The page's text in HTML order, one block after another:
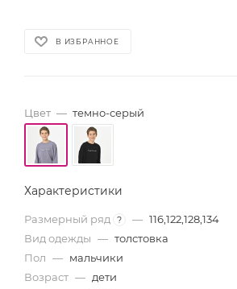
В ИЗБРАННОЕ
Цвет — темно-серый
Характеристики
Размерный ряд ? — 116,122,128,134
Вид одежды — толстовка
Пол — мальчики
Возраст — дети